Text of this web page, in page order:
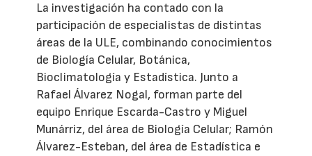
La investigación ha contado con la
participación de especialistas de distintas
áreas de la ULE, combinando conocimientos
de Biología Celular, Botánica,
Bioclimatología y Estadística. Junto a
Rafael Álvarez Nogal, forman parte del
equipo Enrique Escarda-Castro y Miguel
Munárriz, del área de Biología Celular; Ramón
Álvarez-Esteban, del área de Estadística e